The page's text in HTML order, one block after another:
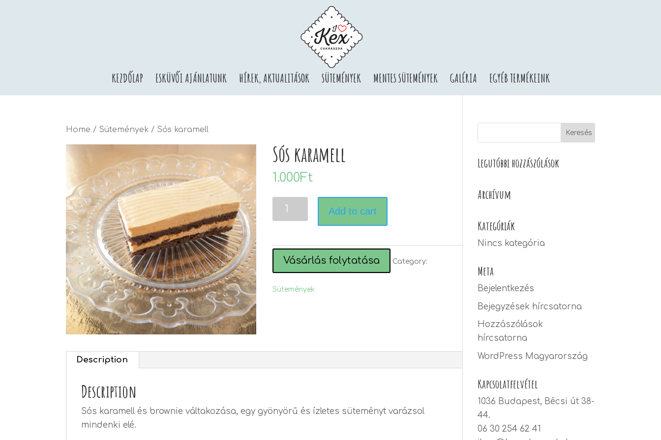
KEZDŐLAP ESKÜVŐI AJÁNLATUNK HÍREK, AKTUALITÁSOK SÜTEMÉNYEK MENTES SÜTEMÉNYEK GALÉRIA EGYÉB TERMÉKEINK
Home / Sütemények / Sós karamell
Sós karamell
1.000Ft
Sós
Add to cart
Vásárlás folytatása Category:
Sütemények
Description
Description
Sós karamell és brownie váltakozása, egy gyönyörű és ízletes süteményt varázsol
mindenki elé.
Legutóbbi hozzászólások
Archívum
Kategóriák
Nincs kategória
Meta
Bejelentkezés
Bejegyzések hírcsatorna
Hozzászólások
hírcsatorna
WordPress Magyarország
Kapcsolatfelvétel
1036 Budapest, Bécsi út 38-
44.
06 30 254 62 41